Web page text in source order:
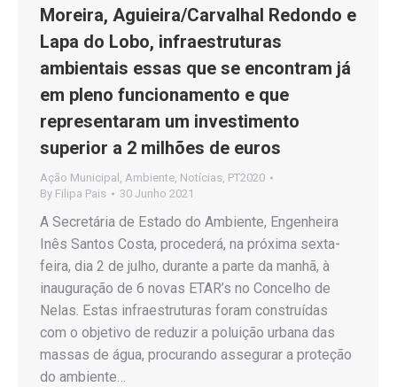
Moreira, Aguieira/Carvalhal Redondo e
Lapa do Lobo, infraestruturas
ambientais essas que se encontram já
em pleno funcionamento e que
representaram um investimento
superior a 2 milhões de euros
Ação Municipal , Ambiente, Notícias, PT2020
By Filipa Pais 30 Junho 2021
A Secretária de Estado do Ambiente, Engenheira
Inês Santos Costa, procederá, na próxima sexta-
feira, dia 2 de julho, durante a parte da manhã, à
inauguração de 6 novas ETAR’s no Concelho de
Nelas. Estas infraestruturas foram construídas
com o objetivo de reduzir a poluição urbana das
massas de água, procurando assegurar a proteção
do ambiente…